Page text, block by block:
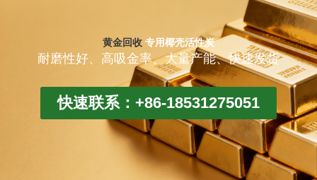
黄金回收 专用椰壳活性炭
耐磨性好、高吸金率、大量产能、快速发货
快速联系：+86-18531275051